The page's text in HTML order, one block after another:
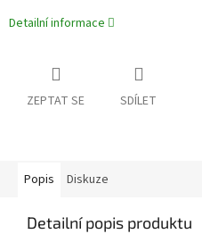
Detailní informace
ZEPTAT SE SDÍLET
Popis Diskuze
Detailní popis produktu